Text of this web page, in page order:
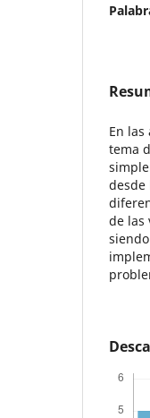
En
tema
desde
de las